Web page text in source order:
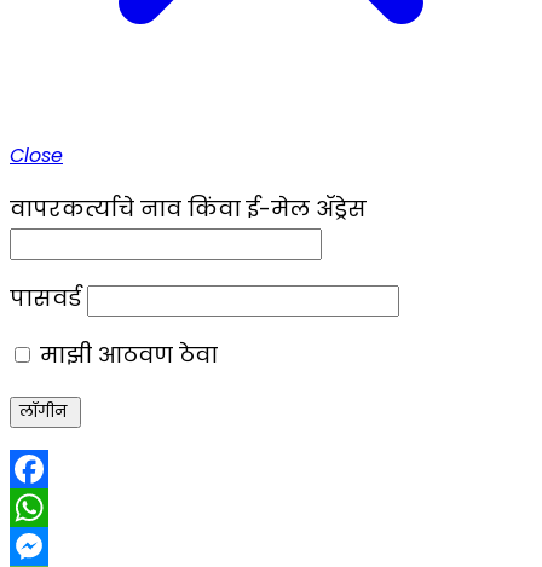
Close
वापरकर्त्याचे नाव किंवा ई-मेल ॲड्रेस
पासवर्ड
माझी आठवण ठेवा
Facebook
WhatsApp